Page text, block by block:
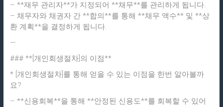
– **재무 관리자**가 지정되어 **채무**를 관리하게 됩니다.
– 채무자와 채권자 간 **합의**를 통해 **채무 액수** 및 **상
환 계획**을 결정하게 됩니다.
—
### **[개인회생절차]의 이점**
* [개인회생절차]를 통해 얻을 수 있는 이점을 한번 알아볼까
요?
– **신용회복**을 통해 **안정된 신용도**를 회복할 수 있어